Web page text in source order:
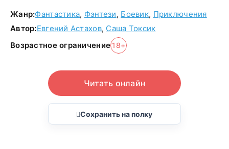
Жанр:Фантастика, Фэнтези, Боевик, Приключения
Автор:Евгений Астахов, Саша Токсик
Возрастное ограничение 18+
Читать онлайн
Сохранить на полку